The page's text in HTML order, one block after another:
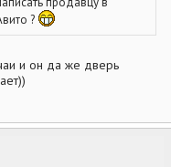
?
и он да же дверь